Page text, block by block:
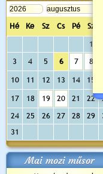
Hé Ke Sz Cs Pé Sz
1
3
4 5 6 7 8
10 11 12 13 14 15
17 18 19 20 21 22
24
25 26 27 28 29
31
Mai mozi műsor